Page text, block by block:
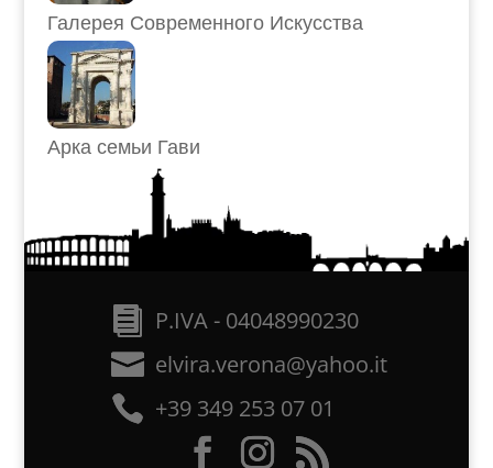
Галерея Современного Искусства
Арка семьи Гави
P.IVA - 04048990230
elvira.verona@yahoo.it
+39 349 253 07 01